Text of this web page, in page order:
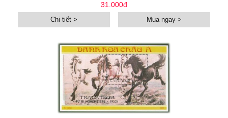
31.000đ
Chi tiết > Mua ngay >